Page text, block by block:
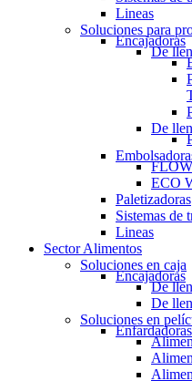
Lineas
Soluciones para
Encajadoras
De
De
ECO
Paletizadoras
Sistemas de
Lineas
Sector Alimentos
Soluciones en caja
Encajadoras
De
De
Soluciones en
Enfardadoras